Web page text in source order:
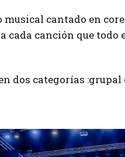
musical cantado en
cada canción que todo
dos categorías